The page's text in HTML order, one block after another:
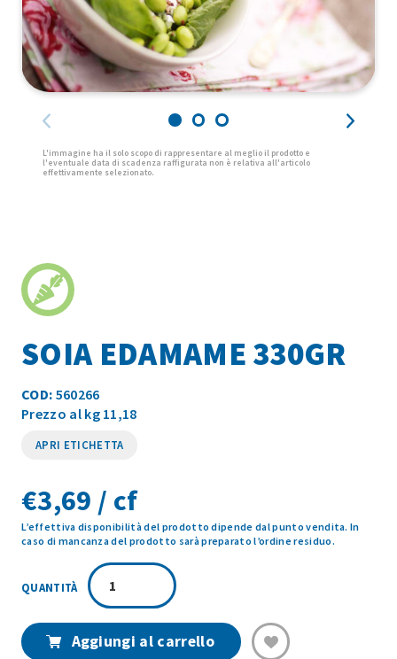
SOIA EDAMAME 330GR
COD: 560266
Prezzo al kg 11,18
APRI ETICHETTA
€3,69 / cf
L’effettiva disponibilità del prodotto dipende dal punto vendita. In
caso di mancanza del prodotto sarà preparato l’ordine residuo.
SOIA
EDAMAME
330GR
Aggiungi al carrello